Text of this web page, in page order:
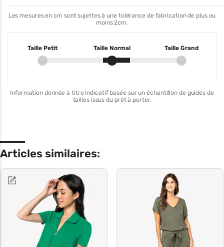
Les mesures en cm sont sujettes à une tolérance de fabrication de plus ou
moins 2cm.
Taille Petit Taille Normal Taille Grand
Information donnée à titre indicatif basée sur un échantillon de guides de
tailles issus du prêt à porter.
Articles similaires: